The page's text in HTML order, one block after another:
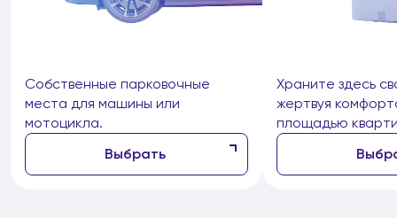
Собственные парковочные
места для машины или
мотоцикла.
Выбрать
Храните здесь
жертвуя
площадью